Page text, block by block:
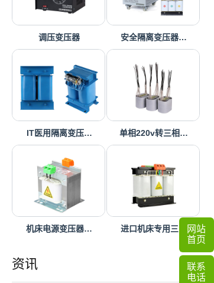
调压变压器 安全隔离变压器…
IT医用隔离变压… 单相220v转三相…
机床电源变压器… 进口机床专用三…
资讯
网站
首页
联系
电话